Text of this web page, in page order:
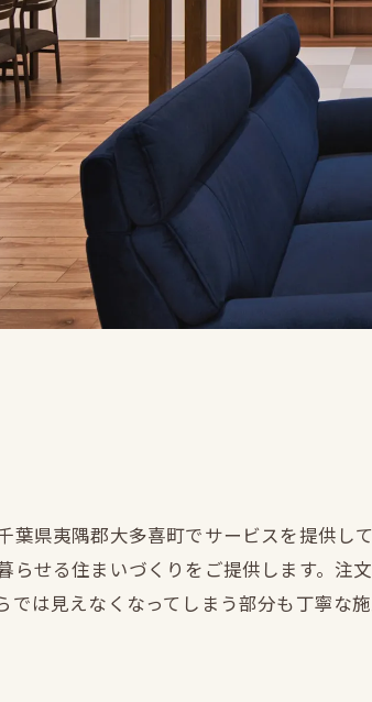
県夷隅郡大多喜町でサービスを提供し
せる住まいづくりをご提供します。注
は見えなくなってしまう部分も丁寧な